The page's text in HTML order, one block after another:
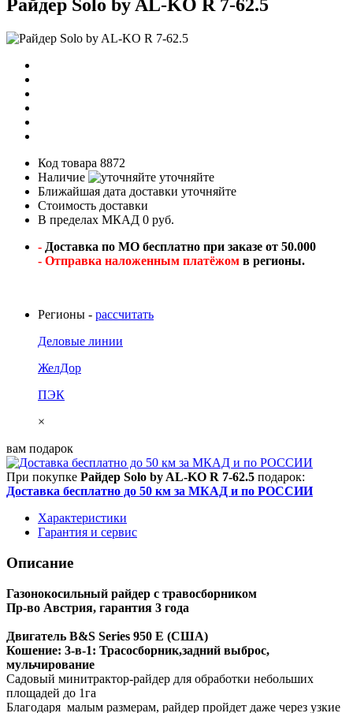
Райдер Solo by AL-KO R 7-62.5
Код товара 8872
Наличие
уточняйте
Ближайшая дата доставки уточняйте
Стоимость доставки
В пределах МКАД 0 руб.
- Доставка по МО бесплатно при заказе от 50.000
- Отправка наложенным платёжом в регионы.
Регионы - рассчитать
Деловые линии
ЖелДор
ПЭК
×
вам подарок
При покупке Райдер Solo by AL-KO R 7-62.5 подарок:
Доставка бесплатно до 50 км за МКАД и по РОССИИ
Характеристики
Гарантия и сервис
Описание
Газонокосильный райдер с травосборником
Пр-во Австрия, гарантия 3 года
Двигатель B&S Series 950 E (США)
Кошение: 3-в-1: Трасосборник,задний выброс,
мульчирование
Садовый минитрактор-райдер для обработки небольших
площадей до 1га
Благодаря малым размерам, райдер пройдет даже через узкие